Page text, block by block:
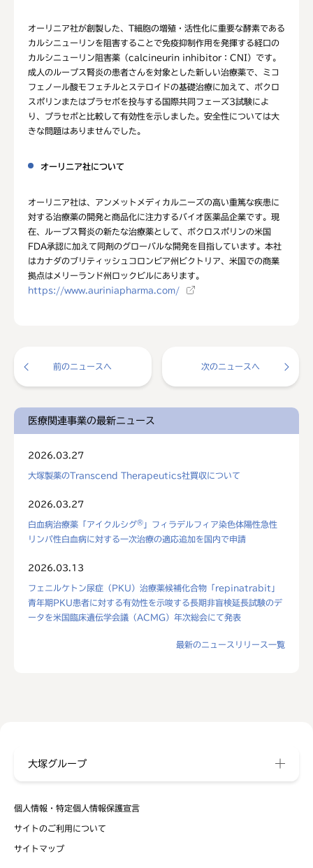
オーリニア社が創製した、T細胞の増殖・活性化に重要な酵素である
カルシニューリンを阻害することで免疫抑制作用を発揮する経口の
カルシニューリン阻害薬（calcineurin inhibitor：CNI）です。
成人のループス腎炎の患者さんを対象とした新しい治療薬で、ミコ
フェノール酸モフェチルとステロイドの基礎治療に加えて、ボクロ
スポリンまたはプラセボを投与する国際共同フェーズ3試験によ
り、プラセボと比較して有効性を示しました。安全性については大
きな問題はありませんでした。
オーリニア社について
オーリニア社は、アンメットメディカルニーズの高い重篤な疾患に
対する治療薬の開発と商品化に注力するバイオ医薬品企業です。現
在、ループス腎炎の新たな治療薬として、ボクロスポリンの米国
FDA承認に加えて同剤のグローバルな開発を目指しています。本社
はカナダのブリティッシュコロンビア州ビクトリア、米国での商業
拠点はメリーランド州ロックビルにあります。
https://www.auriniapharma.com/
前のニュースへ 次のニュースへ
医療関連事業の最新ニュース
2026.03.27
大塚製薬のTranscend Therapeutics社買収について
2026.03.27
白血病治療薬「アイクルシグ® 」フィラデルフィア染色体陽性急性
リンパ性白血病に対する一次治療の適応追加を国内で申請
2026.03.13
フェニルケトン尿症（PKU）治療薬候補化合物「repinatrabit」
青年期PKU患者に対する有効性を示唆する長期非盲検延長試験のデ
ータを米国臨床遺伝学会議（ACMG）年次総会にて発表
最新のニュースリリース一覧
個人情報・特定個人情報保護宣言
サイトのご利用について
サイトマップ
大塚グループ